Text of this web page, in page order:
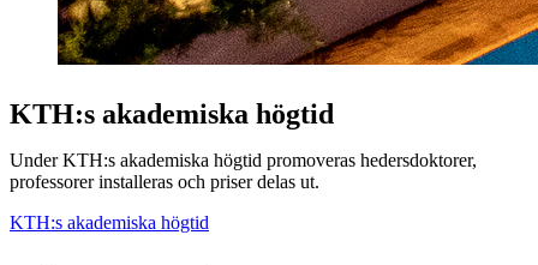
KTH:s akademiska högtid
Under KTH:s akademiska högtid promoveras hedersdoktorer,
professorer installeras och priser delas ut.
KTH:s akademiska högtid